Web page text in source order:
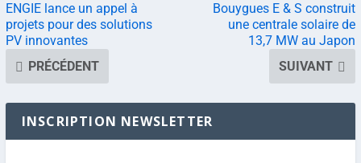
ENGIE lance un appel à
projets pour des solutions
PV innovantes
PRÉCÉDENT
Bouygues E & S construit
une centrale solaire de
13,7 MW au Japon
SUIVANT
INSCRIPTION NEWSLETTER